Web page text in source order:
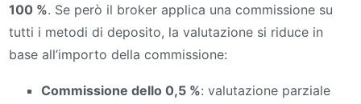
100 %. Se però il broker applica una commissione su
tutti i metodi di deposito, la valutazione si riduce in
base all’importo della commissione:
Commissione dello 0,5 %: valutazione parziale